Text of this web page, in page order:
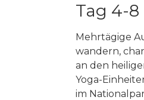
Tag 4-
Mehrtägige
wandern,
an den
Yoga-
im